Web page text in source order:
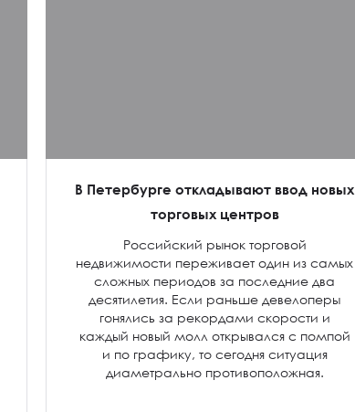
В Петербурге откладывают ввод новых
торговых центров
Российский рынок торговой
недвижимости переживает один из самых
сложных периодов за последние два
десятилетия. Если раньше девелоперы
гонялись за рекордами скорости и
каждый новый молл открывался с помпой
и по графику, то сегодня ситуация
диаметрально противоположная.